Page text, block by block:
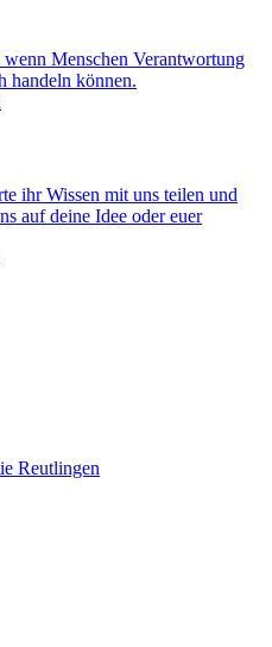
Menschen Verantwortung
handeln können.
ihr Wissen mit uns teilen und
auf deine Idee oder euer
Reutlingen